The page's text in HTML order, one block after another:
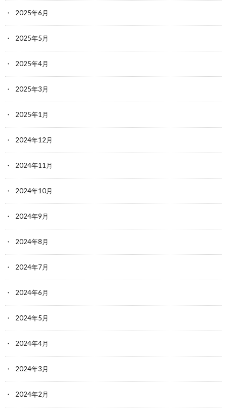
2025年6月
2025年5月
2025年4月
2025年3月
2025年1月
2024年12月
2024年11月
2024年10月
2024年9月
2024年8月
2024年7月
2024年6月
2024年5月
2024年4月
2024年3月
2024年2月